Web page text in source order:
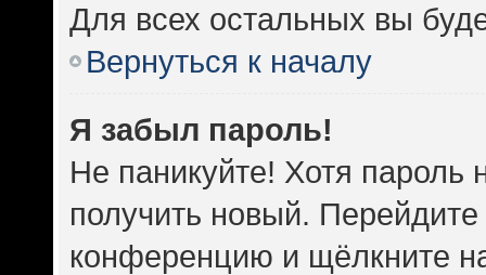
Для всех остальных вы
Вернуться к началу
Я забыл пароль!
Не паникуйте! Хотя пароль
получить новый.
конференцию и щёлкните